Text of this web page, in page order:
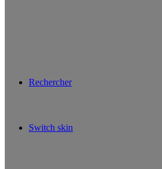
Rechercher
Switch skin